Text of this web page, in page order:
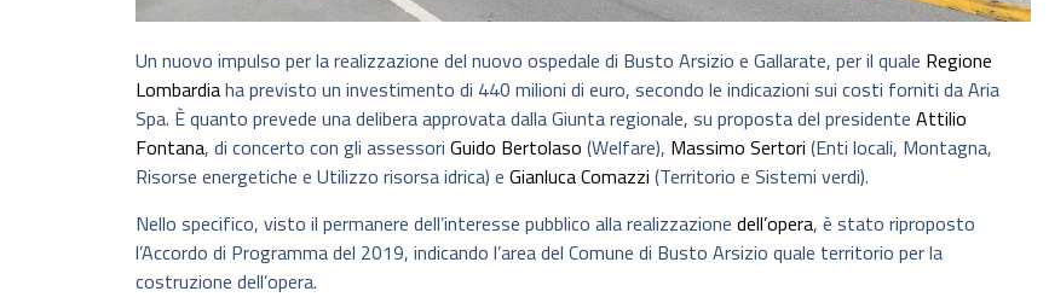
Un nuovo impulso per la realizzazione del nuovo ospedale di Busto Arsizio e Gallarate, per il quale Regione
Lombardiaha previsto un investimento di 440 milioni di euro, secondo le indicazioni sui costi forniti da Aria
Spa. È quanto prevede una delibera approvata dalla Giunta regionale, su proposta del presidente Attilio
Fontana, di concerto con gli assessori Guido Bertolaso (Welfare), Massimo Sertori (Enti locali, Montagna,
Risorse energetiche e Utilizzo risorsa idrica) e Gianluca Comazzi (Territorio e Sistemi verdi).
Nello specifico, visto il permanere dell’interesse pubblico alla realizzazione dell’opera, è stato riproposto
l’Accordo di Programma del 2019, indicando l’area del Comune di Busto Arsizio quale territorio per la
costruzione dell’opera.